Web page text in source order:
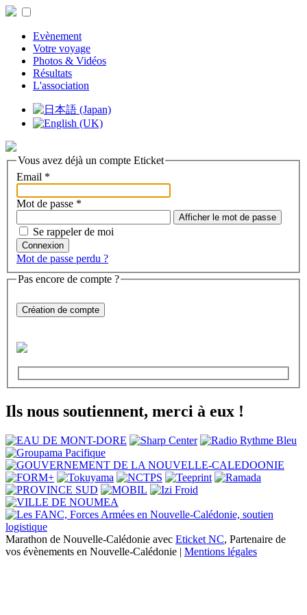
Evènement
Votre voyage
Photos & Vidéos
Résultats
L'association
Vous avez déjà un compte Eticket
Email *
Mot de passe *
Afficher le mot de passe
Se rappeler de moi
Connexion
Mot de passe perdu ?
Pas encore de compte ?
Création de compte
Ils nous soutiennent, merci à eux !
Marathon de Nouvelle-Calédonie avec Eticket NC, Partenaire de
vos évènements en Nouvelle-Calédonie | Mentions légales